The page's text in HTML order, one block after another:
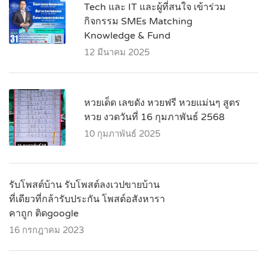
Tech และ IT และผู้ที่สนใจ เข้าร่วม
กิจกรรม SMEs Matching
Knowledge & Fund
12 มีนาคม 2025
หวยเด็ด เลขดัง หวยฟรี หวยแม่นๆ สูตร
หวย งวดวันที่ 16 กุมภาพันธ์ 2568
10 กุมภาพันธ์ 2025
รับโพสต์บ้าน รับโพสต์ลงเวปขายบ้าน
ที่เดียวที่กล้ารับประกัน โพสต์อสังหารา
คาถูก ติดgoogle
16 กรกฎาคม 2023